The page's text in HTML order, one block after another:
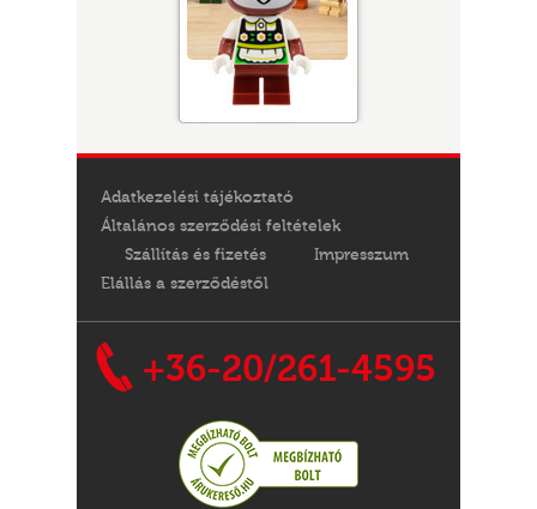
Adatkezelési tájékoztató
Általános szerződési feltételek
Szállítás és fizetés
Impresszum
Elállás a szerződéstől
+36-20/261-4595